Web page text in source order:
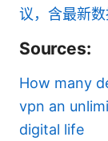
议，含最新
Sources:
How many
vpn an
digital life